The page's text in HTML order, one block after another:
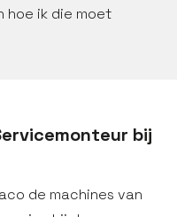
hoe ik die moet
bij
de machines van